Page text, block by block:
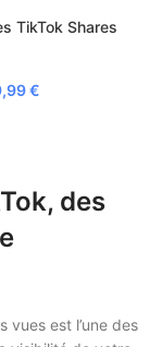
TikTok Shares
€
des
vues est l’une des